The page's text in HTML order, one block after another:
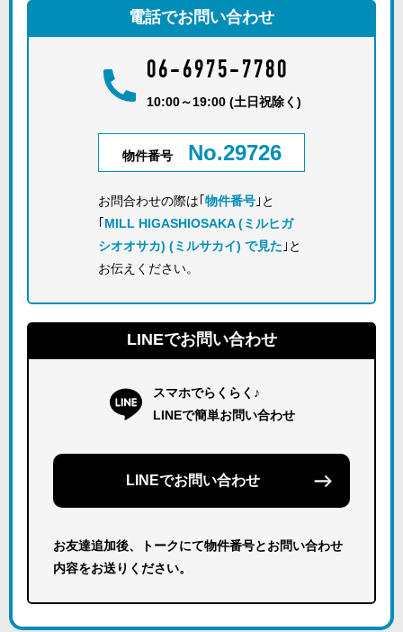
電話でお問い合わせ
06-6975-7780
10:00～19:00 (土日祝除く)
物件番号 No.29726
お問合わせの際は｢ 物件番号 ｣と
MILL HIGASHIOSAKA (ミルヒガ
シオオサカ) (ミルサカイ) で見た ｣と
お伝えください。
LINEでお問い合わせ
スマホでらくらく♪
LINEで簡単お問い合わせ
LINEでお問い合わせ
お友達追加後、トークにて物件番号とお問い合わせ
内容をお送りください。